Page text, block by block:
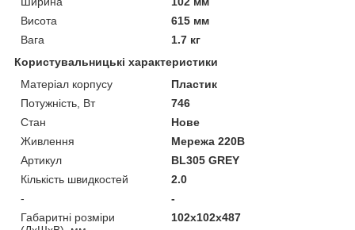
Висота
615 мм
Вага
1.7 кг
Користувальницькі характеристики
Матеріал корпусу
Пластик
Потужність, Вт
746
Стан
Нове
Живлення
Мережа 220В
Артикул
BL305 GREY
Кількість швидкостей
2.0
-
-
Габаритні розміри
102х102х487